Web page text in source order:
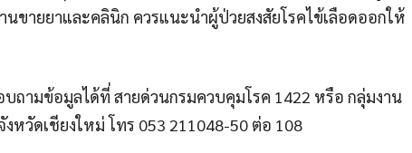
ขายยาและคลินิก ควรแนะนำผู้ป่วยสงสัยโรคไข้เลือดออกให้
ถามข้อมูลได้ที่ สายด่วนกรมควบคุมโรค 1422 หรือ กลุ่มงาน
หวัดเชียงใหม่ โทร 053 211048-50 ต่อ 108